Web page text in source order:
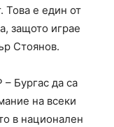
Това е един от
защото играе
Стоянов.
Бургас да са
на всеки
в национален